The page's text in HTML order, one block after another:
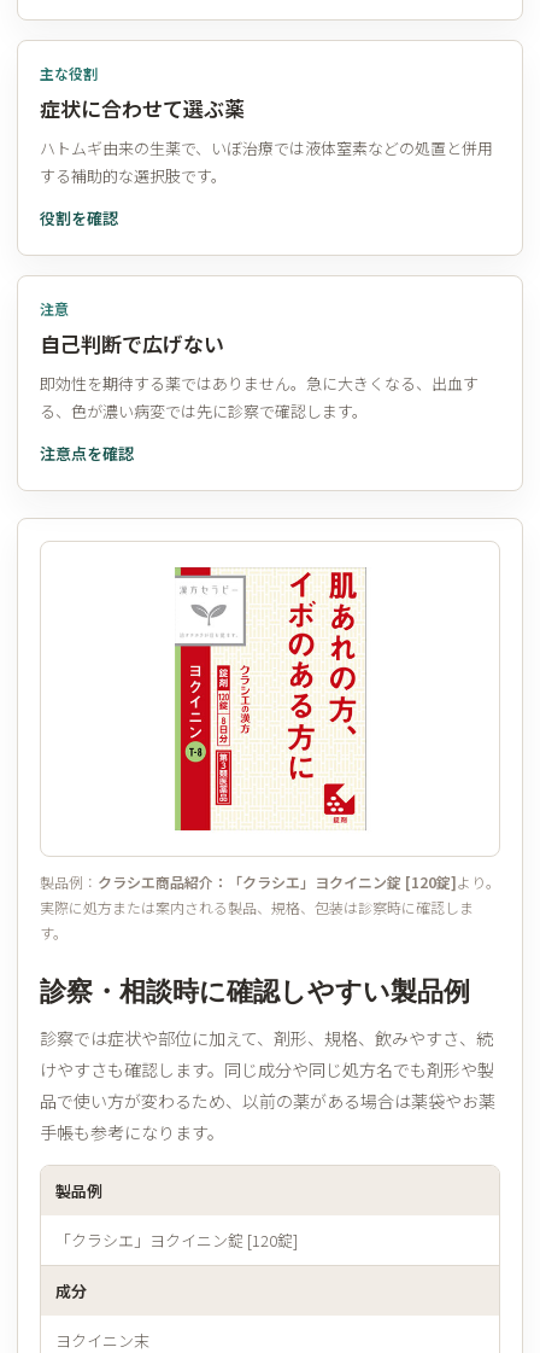
主な役割
症状に合わせて選ぶ薬
ハトムギ由来の生薬で、いぼ治療では液体窒素などの処置と併用
する補助的な選択肢です。
役割を確認
注意
自己判断で広げない
即効性を期待する薬ではありません。急に大きくなる、出血す
る、色が濃い病変では先に診察で確認します。
注意点を確認
製品例： クラシエ商品紹介：「クラシエ」ヨクイニン錠 [120錠]より。
実際に処方または案内される製品、規格、包装は診察時に確認しま
す。
診察・相談時に確認しやすい製品例
診察では症状や部位に加えて、剤形、規格、飲みやすさ、続
けやすさも確認します。同じ成分や同じ処方名でも剤形や製
品で使い方が変わるため、以前の薬がある場合は薬袋やお薬
手帳も参考になります。
製品例
「クラシエ」ヨクイニン錠 [120錠]
成分
ヨクイニン末